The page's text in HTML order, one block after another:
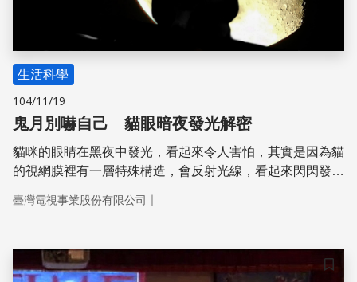
生活科學
104/11/19
鬼月別嚇自己 貓眼暗夜發光解密
貓咪的眼睛在黑夜中發光，看起來令人害怕，其實是因為貓
的視網膜裡有一層特殊構造，會反射光線，看起來閃閃發
臺灣電視事業股份有限公司 ｜
儲存